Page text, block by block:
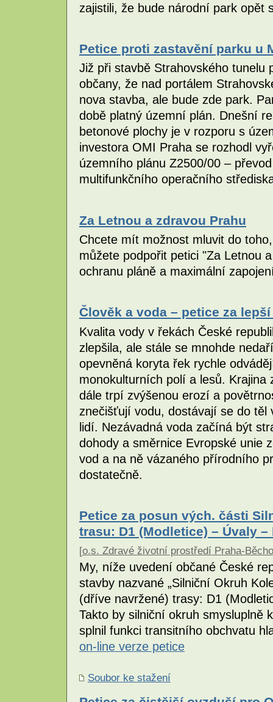
zajistili, že bude národní park opět
Petice proti zastavění parku u
Již při stavbě Strahovského tunelu
občany, že nad portálem
nova stavba, ale bude zde park.
době platný územní plán. Dnešní
betonové plochy je v rozporu s
investora OMI Praha se rozhodl
územního plánu Z2500/00 –
multifunkčního operačního
Za Letnou a zdravou Prahu
Chcete mít možnost mluvit do
můžete podpořit petici "Za Letnou
ochranu pláně a maximální
Člověk a voda – petice za
Kvalita vody v řekách České
zlepšila, ale stále se mnohde
opevněná koryta řek rychle
monokulturních polí a lesů.
dále trpí zvýšenou erozí a
znečišťují vodu, dostávají se do
lidí. Nezávadná voda začíná být
dohody a směrnice Evropské unie
vod a na ně vázaného přírodního
dostatečně.
Petice za posun vých. části
trasu: D1 (Modletice) – Úvaly
[o.s. Zdravé životní prostředí Praha-
My, níže uvedení občané České
stavby nazvané „Silniční Okruh
(dříve navržené) trasy: D1
Takto by silniční okruh smysluplně
splnil funkci transitního obchvatu
on-line verze petice
Soubor ke stažení